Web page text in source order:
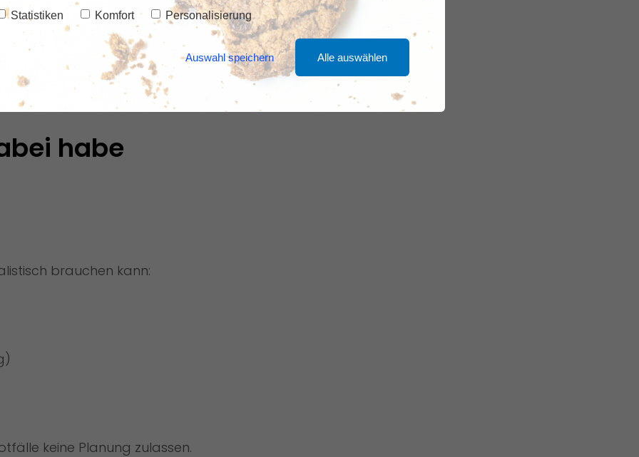
ist doppelt, ohne Grund.
habe
brauchen kann:
keine Planung zulassen.
Statistiken Komfort Personalisierung
Auswahl speichern Alle auswählen